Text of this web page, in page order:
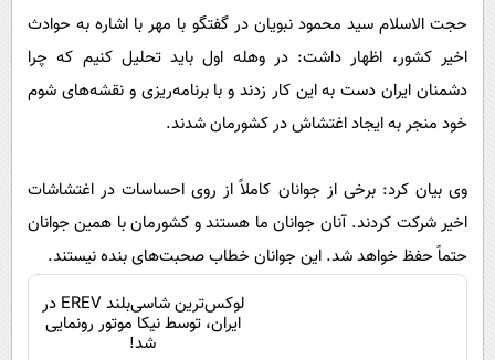
سلامت
فرهنگی
بین الملل
حیات وحش
سیاست خارجی
حجت الاسلام سید محمود نبویان در گفتگو با مهر با اشاره به حوادث
اخیر کشور، اظهار داشت: در وهله اول باید تحلیل کنیم که چرا
دشمنان ایران دست به این کار زدند و با برنامه‌ریزی و نقشه‌های شوم
خود منجر به ایجاد اغتشاش در کشورمان شدند.
وی بیان کرد: برخی از جوانان کاملاً از روی احساسات در اغتشاشات
اخیر شرکت کردند. آنان جوانان ما هستند و کشورمان با همین جوانان
حتماً حفظ خواهد شد. این جوانان خطاب صحبت‌های بنده نیستند.
لوکس‌ترین شاسی‌بلند EREV در
ایران، توسط نیکا موتور رونمایی
شد!